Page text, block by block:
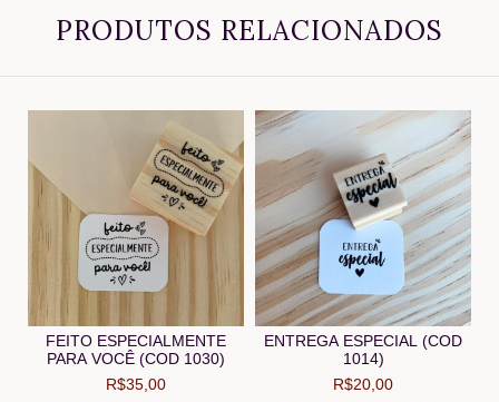
PRODUTOS RELACIONADOS
FEITO ESPECIALMENTE
PARA VOCÊ (COD 1030)
R$35,00
ENTREGA ESPECIAL (COD
1014)
R$20,00